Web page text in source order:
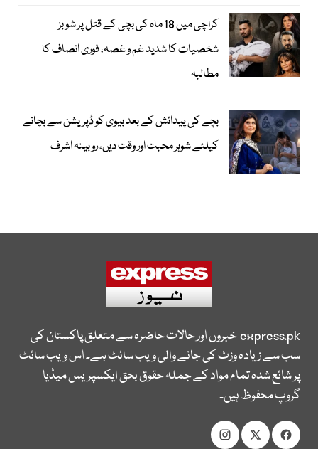
کراچی میں 18 ماہ کی بچی کے قتل پر شوبز
شخصیات کا شدید غم و غصہ، فوری انصاف کا
مطالبہ
بچے کی پیدائش کے بعد بیوی کو ڈپریشن سے بچانے
کیلئے شوہر محبت اور وقت دیں، روبینہ اشرف
express.pkخبروں اور حالات حاضرہ سے متعلق پاکستان کی
سب سے زیادہ وزٹ کی جانے والی ویب سائٹ ہے۔ اس ویب سائٹ
پر شائع شدہ تمام مواد کے جملہ حقوق بحق ایکسپریس میڈیا
گروپ محفوظ ہیں۔